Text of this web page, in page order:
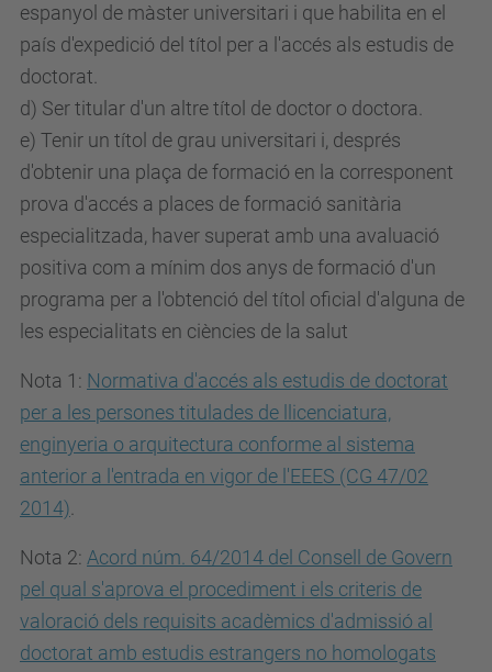
espanyol de màster universitari i que habilita en el
país d'expedició del títol per a l'accés als estudis de
doctorat.
d) Ser titular d'un altre títol de doctor o doctora.
e) Tenir un títol de grau universitari i, després
d'obtenir una plaça de formació en la corresponent
prova d'accés a places de formació sanitària
especialitzada, haver superat amb una avaluació
positiva com a mínim dos anys de formació d'un
programa per a l'obtenció del títol oficial d'alguna de
les especialitats en ciències de la salut
Nota 1: Normativa d'accés als estudis de doctorat
per a les persones titulades de llicenciatura,
enginyeria o arquitectura conforme al sistema
anterior a l'entrada en vigor de l'EEES (CG 47/02
2014)
Nota 2: Acord núm. 64/2014 del Consell de Govern
pel qual s'aprova el procediment i els criteris de
valoració dels requisits acadèmics d'admissió al
doctorat amb estudis estrangers no homologats